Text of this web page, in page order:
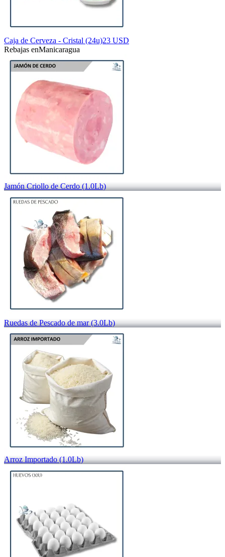
Caja de Cerveza - Cristal (24u)23 USD
Rebajas enManicaragua
Jamón Criollo de Cerdo (1.0Lb)
Ruedas de Pescado de mar (3.0Lb)
Arroz Importado (1.0Lb)